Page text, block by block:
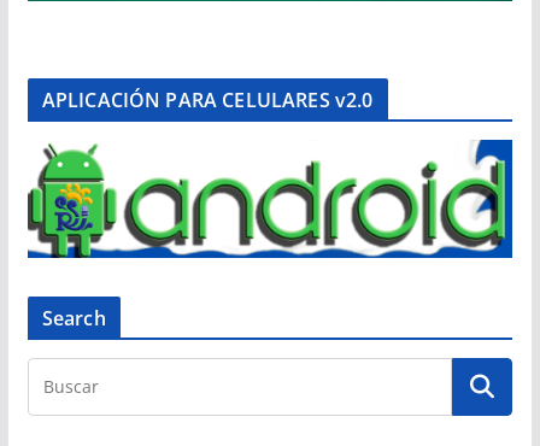
APLICACIÓN PARA CELULARES v2.0
Search